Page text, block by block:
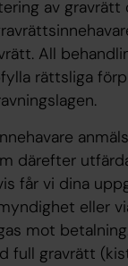
av
All
rättsliga
därefter
får vi dina
eller
mot
full gravrätt